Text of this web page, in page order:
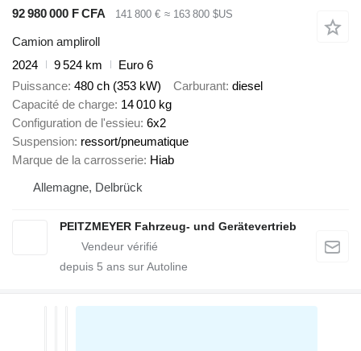
92 980 000 F CFA
141 800 € ≈ 163 800 $US
Camion ampliroll
2024
9 524 km
Euro 6
Puissance 480 ch (353 kW) Carburant diesel
Capacité de charge 14 010 kg
Configuration de l'essieu 6x2
Suspension ressort/pneumatique
Marque de la carrosserie Hiab
Allemagne, Delbrück
PEITZMEYER Fahrzeug- und Gerätevertrieb
depuis 5 ans sur Autoline